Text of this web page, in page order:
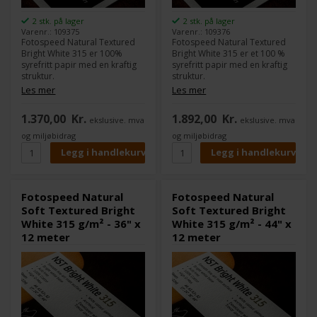
2 stk. på lager
Varenr.: 109375
Fotospeed Natural Textured
Bright White 315 er 100%
syrefritt papir med en kraftig
struktur.
Natural Textured Bright White
315 finnes også i en Soft
mindre hvit og har mindre
struktur.
Papirets lyse hvite base gir en
mer tradisjonell følelse og er
derfor spesielt egnet for
Les mer
1.370,00 Kr. ekslusive. mva
og miljøbidrag
2 stk. på lager
Varenr.: 109376
Fotospeed Natural Textured
Bright White 315 er et 100 %
syrefritt papir med en kraftig
struktur.
Natural Textured Bright White
315 finnes også i en Soft
mindre hvit og har mindre
struktur.
Papirets lyse hvite base gir en
mer tradisjonell følelse og er
derfor spesielt egnet for
Les mer
1.892,00 Kr. ekslusive. mva
og miljøbidrag
Fotospeed Natural
Soft Textured Bright
White 315 g/m² - 36" x
12 meter
Fotospeed Natural
Soft Textured Bright
White 315 g/m² - 44" x
12 meter